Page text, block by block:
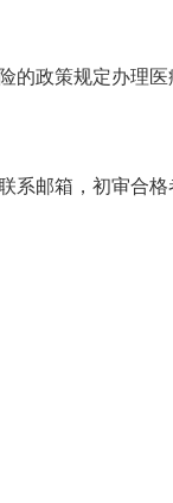
的政策规定办理
系邮箱，初审合